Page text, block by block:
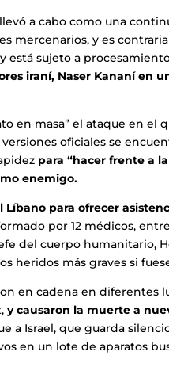
a cabo como una
mercenarios, y es
está sujeto a
iraní, Naser Kananí en
en masa” el ataque en
oficiales se
para “hacer frente a
enemigo.
para ofrecer
por 12 médicos,
del cuerpo humanitario,
heridos más graves si
en cadena en diferentes
y causaron la muerte a
a Israel, que guarda
en un lote de aparatos